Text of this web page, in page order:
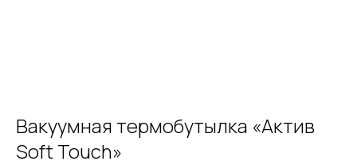
Вакуумная термобутылка «Актив
Soft Touch»